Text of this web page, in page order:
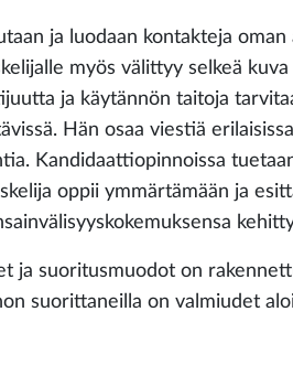
ja luodaan kontakteja
myös välittyy selkeä
ja käytännön taitoja
Hän osaa viestiä
Kandidaattiopinnoissa
oppii ymmärtämään ja
ja suoritusmuodot on
suorittaneilla on valmiudet